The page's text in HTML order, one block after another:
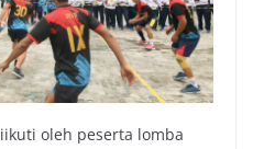
oleh peserta lomba